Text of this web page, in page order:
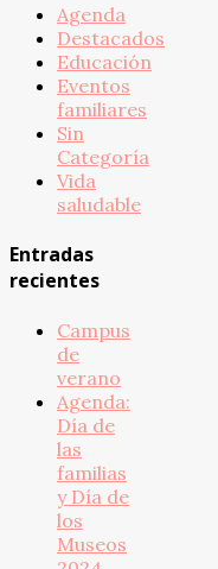
Agenda
Destacados
Educación
Eventos
familiares
Sin
Categoría
Vida
saludable
Entradas
recientes
Campus
de
verano
Agenda:
Día de
las
familias
y Día de
los
Museos